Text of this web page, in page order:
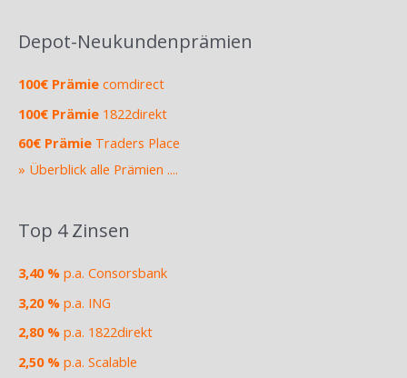
Depot-Neukundenprämien
100€ Prämie comdirect
100€ Prämie 1822direkt
60€ Prämie Traders Place
» Überblick alle Prämien ....
Top 4 Zinsen
3,40 % p.a. Consorsbank
3,20 % p.a. ING
2,80 % p.a. 1822direkt
2,50 % p.a. Scalable